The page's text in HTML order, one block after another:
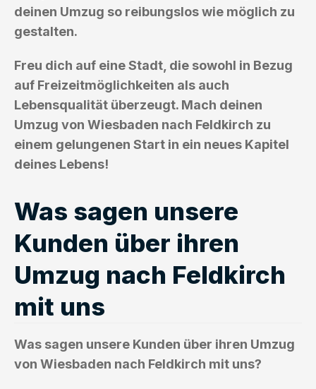
deinen Umzug so reibungslos wie möglich zu
gestalten.
Freu dich auf eine Stadt, die sowohl in Bezug
auf Freizeitmöglichkeiten als auch
Lebensqualität überzeugt. Mach deinen
Umzug von Wiesbaden nach Feldkirch zu
einem gelungenen Start in ein neues Kapitel
deines Lebens!
Was sagen unsere
Kunden über ihren
Umzug nach Feldkirch
mit uns
Was sagen unsere Kunden über ihren Umzug
von Wiesbaden nach Feldkirch mit uns?